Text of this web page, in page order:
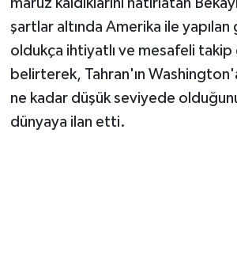
şartlar altında Amerika ile
oldukça ihtiyatlı ve mesafeli
belirterek, Tahran'ın
ne kadar düşük seviyede
dünyaya ilan etti.